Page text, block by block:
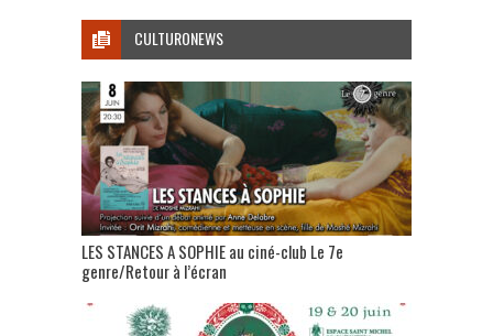
CULTURONEWS
LES STANCES A SOPHIE au ciné-club Le 7e
genre/Retour à l’écran